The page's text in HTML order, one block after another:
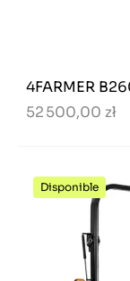
4FARMER
52 500,00 zł
Disponible